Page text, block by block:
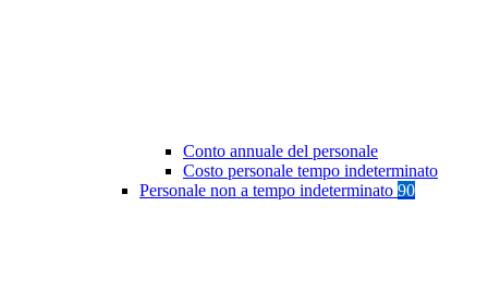
Conto annuale del personale
Costo personale tempo indeterminato
Personale non a tempo indeterminato 90